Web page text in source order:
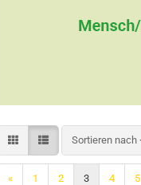
Sortieren nach
« 1 2 3 4 5